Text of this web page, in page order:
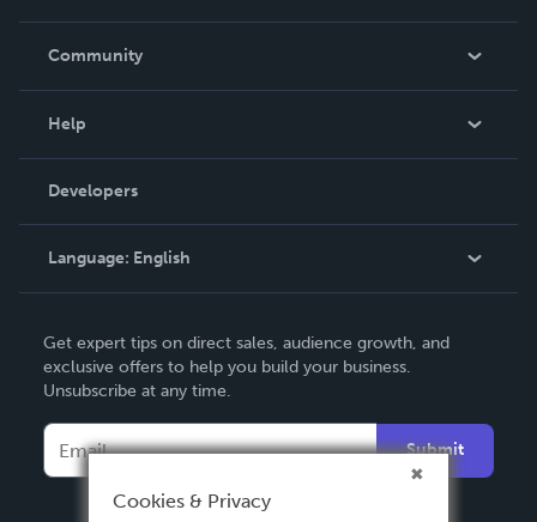
In The News
Community
Podcast
Help
Order Lookup
Knowledge Base
Contact Support
Developers
Language: English
Deutsch
Français
Español
Get expert tips on direct sales, audience growth, and
exclusive offers to help you build your business.
Unsubscribe at any time.
Submit
Cookies & Privacy